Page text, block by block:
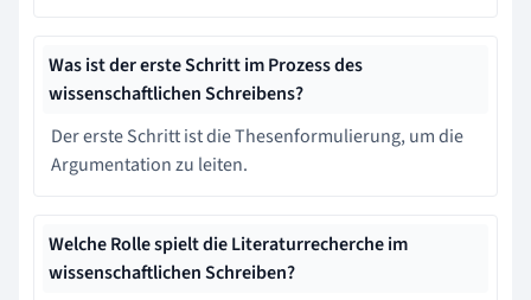
Was ist der erste Schritt im Prozess des
wissenschaftlichen Schreibens?
Der erste Schritt ist die Thesenformulierung, um die
Argumentation zu leiten.
Welche Rolle spielt die Literaturrecherche im
wissenschaftlichen Schreiben?